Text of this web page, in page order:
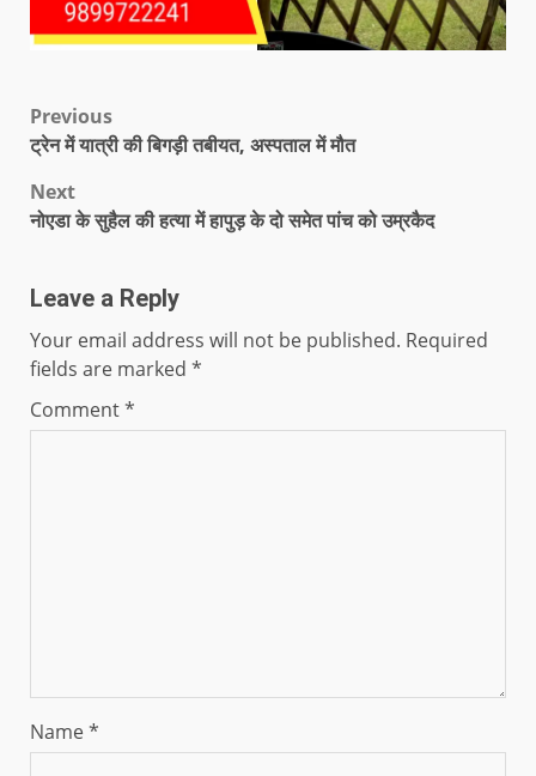
Previous
ट्रेन में यात्री की बिगड़ी तबीयत, अस्पताल में मौत
Next
नोएडा के सुहैल की हत्या में हापुड़ के दो समेत पांच को उम्रकैद
Leave a Reply
Your email address will not be published. Required
fields are marked *
Comment*
Name*